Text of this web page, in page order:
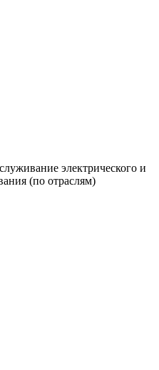
электрического и
(по отраслям)